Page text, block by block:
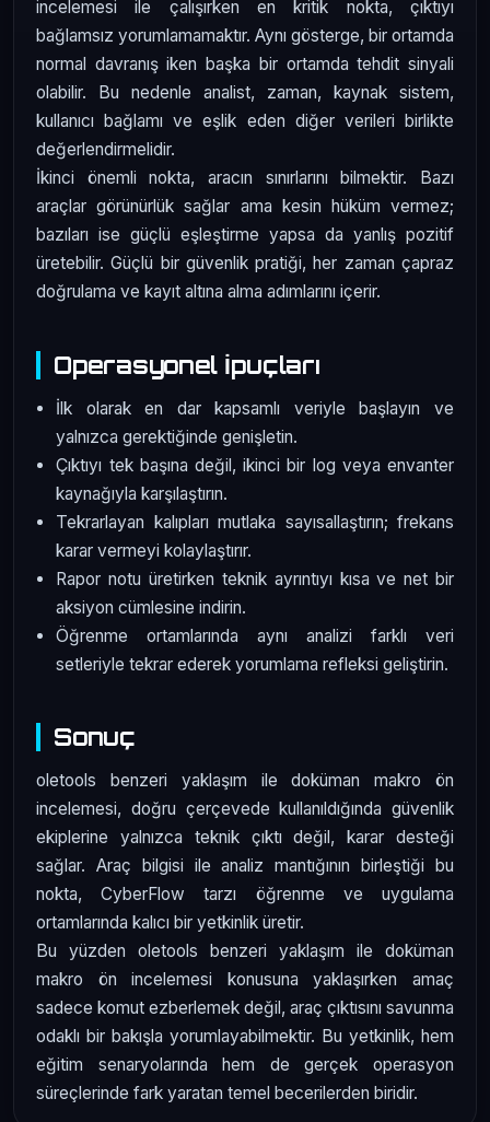
incelemesi ile çalışırken en kritik nokta, çıktıyı
bağlamsız yorumlamamaktır. Aynı gösterge, bir ortamda
normal davranış iken başka bir ortamda tehdit sinyali
olabilir. Bu nedenle analist, zaman, kaynak sistem,
kullanıcı bağlamı ve eşlik eden diğer verileri birlikte
değerlendirmelidir.
İkinci önemli nokta, aracın sınırlarını bilmektir. Bazı
araçlar görünürlük sağlar ama kesin hüküm vermez;
bazıları ise güçlü eşleştirme yapsa da yanlış pozitif
üretebilir. Güçlü bir güvenlik pratiği, her zaman çapraz
doğrulama ve kayıt altına alma adımlarını içerir.
Operasyonel İpuçları
İlk olarak en dar kapsamlı veriyle başlayın ve
yalnızca gerektiğinde genişletin.
Çıktıyı tek başına değil, ikinci bir log veya envanter
kaynağıyla karşılaştırın.
Tekrarlayan kalıpları mutlaka sayısallaştırın; frekans
karar vermeyi kolaylaştırır.
Rapor notu üretirken teknik ayrıntıyı kısa ve net bir
aksiyon cümlesine indirin.
Öğrenme ortamlarında aynı analizi farklı veri
setleriyle tekrar ederek yorumlama refleksi geliştirin.
Sonuç
oletools benzeri yaklaşım ile doküman makro ön
incelemesi, doğru çerçevede kullanıldığında güvenlik
ekiplerine yalnızca teknik çıktı değil, karar desteği
sağlar. Araç bilgisi ile analiz mantığının birleştiği bu
nokta, CyberFlow tarzı öğrenme ve uygulama
ortamlarında kalıcı bir yetkinlik üretir.
Bu yüzden oletools benzeri yaklaşım ile doküman
makro ön incelemesi konusuna yaklaşırken amaç
sadece komut ezberlemek değil, araç çıktısını savunma
odaklı bir bakışla yorumlayabilmektir. Bu yetkinlik, hem
eğitim senaryolarında hem de gerçek operasyon
süreçlerinde fark yaratan temel becerilerden biridir.